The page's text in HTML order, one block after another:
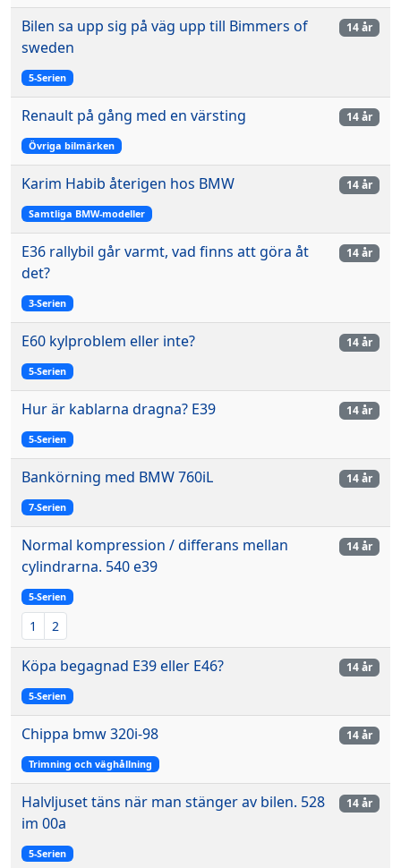
Bilen sa upp sig på väg upp till Bimmers of
sweden
5-Serien
14 år
Renault på gång med en värsting
Övriga bilmärken
14 år
Karim Habib återigen hos BMW
Samtliga BMW-modeller
14 år
E36 rallybil går varmt, vad finns att göra åt
det?
3-Serien
14 år
E60 kylproblem eller inte?
5-Serien
14 år
Hur är kablarna dragna? E39
5-Serien
14 år
Bankörning med BMW 760iL
7-Serien
14 år
Normal kompression / differans mellan
cylindrarna. 540 e39
5-Serien
1 2
14 år
Köpa begagnad E39 eller E46?
5-Serien
14 år
Chippa bmw 320i-98
Trimning och väghållning
14 år
Halvljuset täns när man stänger av bilen. 528
im 00a
5-Serien
14 år